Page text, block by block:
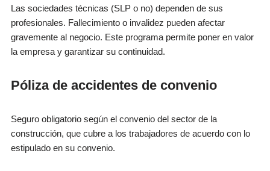
Las sociedades técnicas (SLP o no) dependen de sus
profesionales. Fallecimiento o invalidez pueden afectar
gravemente al negocio. Este programa permite poner en valor
la empresa y garantizar su continuidad.
Póliza de accidentes de convenio
Seguro obligatorio según el convenio del sector de la
construcción, que cubre a los trabajadores de acuerdo con lo
estipulado en su convenio.